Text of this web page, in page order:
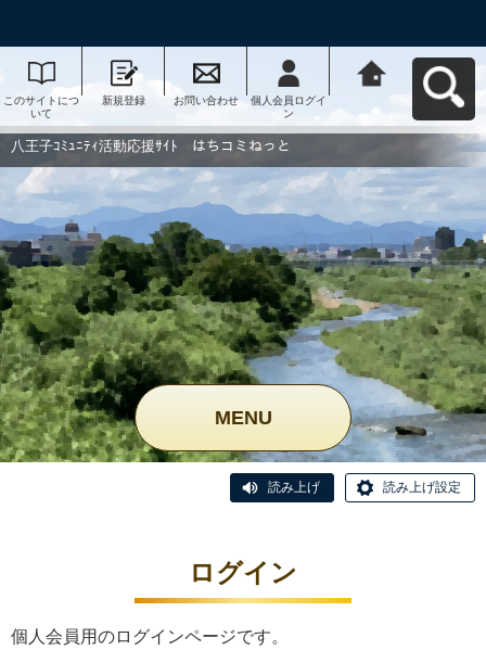
このサイトにつ
いて
新規登録 お問い合わせ
個人会員ログイ
ン
動応援ｻｲﾄ はち
コミねっとへ戻
八王子ｺﾐｭﾆﾃｨ活動応援ｻｲﾄ はちコミねっと
MENU
読み上げ 読み上げ設定
ログイン
個人会員用のログインページです。